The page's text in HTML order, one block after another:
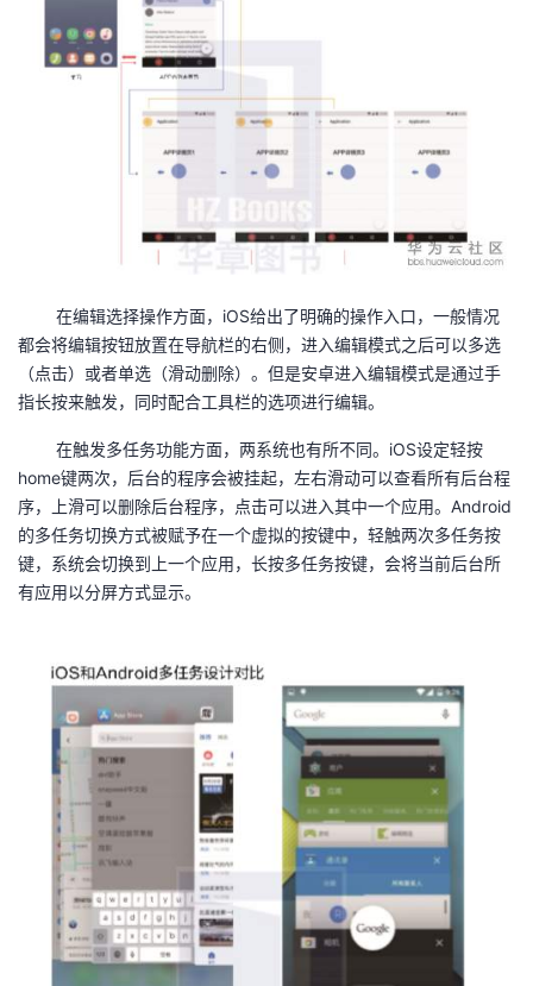
在编辑选择操作方面，iOS给出了明确的操作入口，一般情况
都会将编辑按钮放置在导航栏的右侧，进入编辑模式之后可以多选
（点击）或者单选（滑动删除）。但是安卓进入编辑模式是通过手
指长按来触发，同时配合工具栏的选项进行编辑。
在触发多任务功能方面，两系统也有所不同。iOS设定轻按
home键两次，后台的程序会被挂起，左右滑动可以查看所有后台程
序，上滑可以删除后台程序，点击可以进入其中一个应用。Android
的多任务切换方式被赋予在一个虚拟的按键中，轻触两次多任务按
键，系统会切换到上一个应用，长按多任务按键，会将当前后台所
有应用以分屏方式显示。